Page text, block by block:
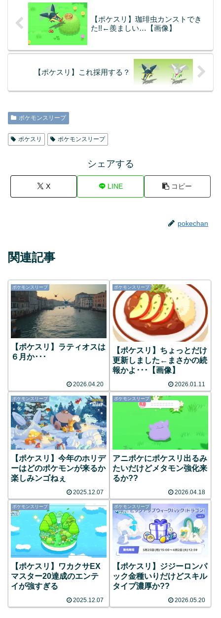
【ポケスリ】珈琲虫カンストでき
た!!←羨ましい…【画像】
【ポケスリ】これ採用する？
ポケモンスリープ
ポケスリ ポケモンスリープ
シェアする
X LINE コピー
pokechan
関連記事
ポケモンスリープ
【ポケスリ】ラティオスは
６月か･･･
2026.04.20
ポケモンスリープ
【ポケスリ】ちょっとだけ
更新しました←まさかの続
報かよ･･･【画像】
2026.01.11
ポケモンスリープ
【ポケスリ】今年のホリデ
ーはどのポケモンが来るか
楽しみンゴねぇ
2025.12.07
ポケモンスリープ
アニポケにポケスリ出るみ
たいだけどメタモン強化来
るか??
2026.04.18
ポケモンスリープ
【ポケスリ】ワカクサEX
マスター20達成のエンテ
イが強すぎる
2025.12.07
ポケモンスリープ
【ポケスリ】ジジーロンパ
ック金種いりだけどスキル
タイプ濃厚か??
2026.05.20